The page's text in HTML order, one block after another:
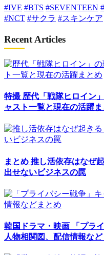
#IVE #BTS #SEVENTEEN
#NCT #サクラ #スキンケア
Recent Articles
特撮 歴代「戦隊ヒロイン
ャスト一覧と現在の活躍
まとめ 推し活依存はなぜ
出せないビジネスの罠
韓国ドラマ・映画 「プラ
人物相関図、配信情報な